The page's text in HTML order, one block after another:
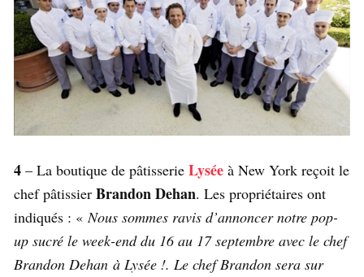
4 – La boutique de pâtisserie Lysée à New York reçoit le
chef pâtissier Brandon Dehan. Les propriétaires ont
indiqués : «Nous sommes ravis d’annoncer notre pop-
up sucré le week-end du 16 au 17 septembre avec le chef
Brandon Dehan à Lysée !. Le chef Brandon sera sur